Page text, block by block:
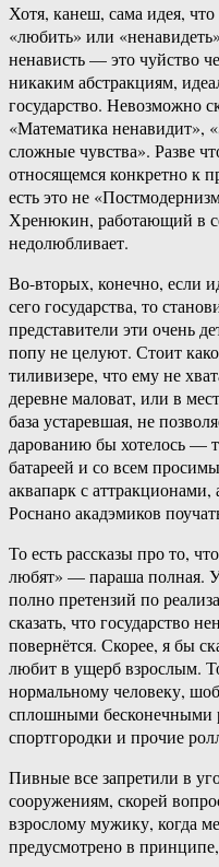
Хотя, канеш, сама идея,
«любить» или
ненависть — это чуйство
никаким абстракциям,
государство. Невозможно
«Математика ненавидит»,
сложные чувства». Разве
относящемся конкретно к
есть это не
Хренюкин, работающий в
недолюбливает.
Во-вторых, конечно, если
сего государства, то
представители эти очень
попу не целуют. Стоит
тиливизере, что ему не
деревне маловат, или в
база устаревшая, не
дарованию бы хотелось —
батареей и со всем
аквапарк с
Роснано акадэмиков
То есть рассказы про то,
любят» — параша полная.
полно претензий по
сказать, что государство
повернётся. Скорее, я бы
любит в ущерб взрослым.
нормальному человеку,
сплошными бесконечными
спортгородки и прочие
Пивные все запретили в
сооружениям, скорей
взрослому мужику, когда
предусмотрено в